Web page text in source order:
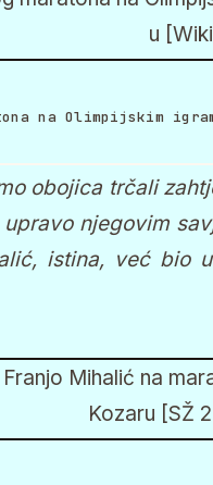
na Olimpijskim
obojica trčali
njegovim
istina, već bio